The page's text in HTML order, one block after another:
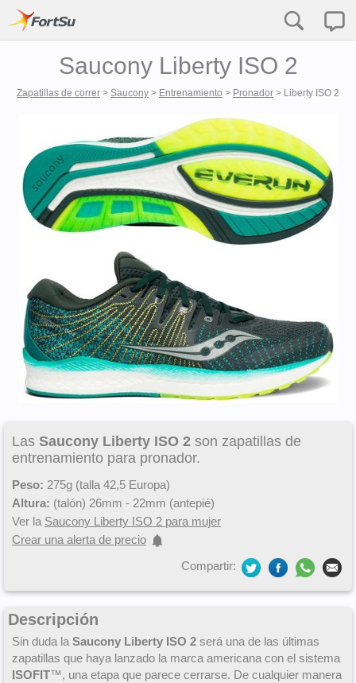
Saucony Liberty ISO 2
Zapatillas de correr > Saucony > Entrenamiento > Pronador > Liberty ISO 2
Las Saucony Liberty ISO 2 son zapatillas de
entrenamiento para pronador.
Peso: 275g (talla 42,5 Europa)
Altura: (talón) 26mm - 22mm (antepié)
Ver la Saucony Liberty ISO 2 para mujer
Crear una alerta de precio
Compartir:
Descripción
Sin duda la Saucony Liberty ISO 2 será una de las últimas
zapatillas que haya lanzado la marca americana con el sistema
ISOFIT™, una etapa que parece cerrarse. De cualquier manera